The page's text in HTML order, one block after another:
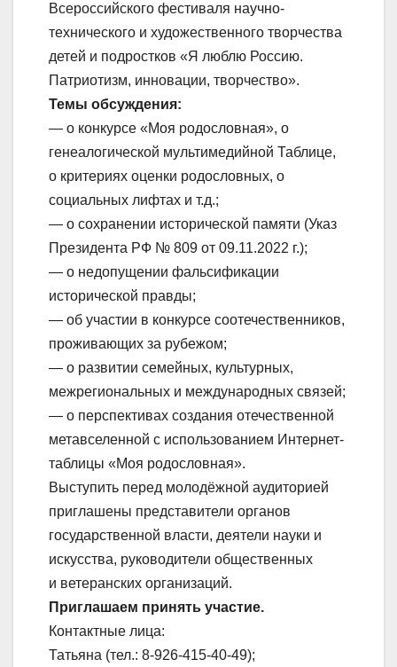
Всероссийского фестиваля научно-
технического и художественного творчества
детей и подростков «Я люблю Россию.
Патриотизм, инновации, творчество».
Темы обсуждения:
— о конкурсе «Моя родословная», о
генеалогической мультимедийной Таблице,
о критериях оценки родословных, о
социальных лифтах и т.д.;
— о сохранении исторической памяти (Указ
Президента РФ № 809 от 09.11.2022 г.);
— о недопущении фальсификации
исторической правды;
— об участии в конкурсе соотечественников,
проживающих за рубежом;
— о развитии семейных, культурных,
межрегиональных и международных связей;
— о перспективах создания отечественной
метавселенной с использованием Интернет-
таблицы «Моя родословная».
Выступить перед молодёжной аудиторией
приглашены представители органов
государственной власти, деятели науки и
искусства, руководители общественных
и ветеранских организаций.
Приглашаем принять участие.
Контактные лица:
Татьяна (тел.: 8-926-415-40-49);